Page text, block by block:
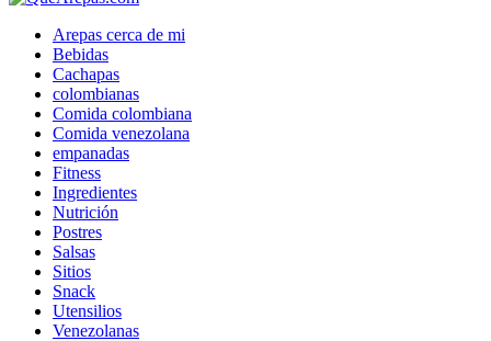
Arepas cerca de mi
Bebidas
Cachapas
colombianas
Comida colombiana
Comida venezolana
empanadas
Fitness
Ingredientes
Nutrición
Postres
Salsas
Sitios
Snack
Utensilios
Venezolanas